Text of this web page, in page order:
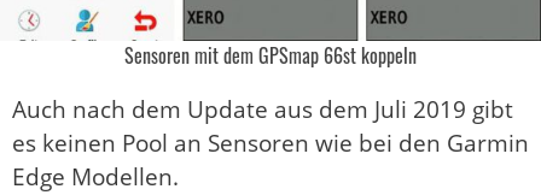
Sensoren mit dem GPSmap 66st koppeln
Auch nach dem Update aus dem Juli 2019 gibt
es keinen Pool an Sensoren wie bei den Garmin
Edge Modellen.